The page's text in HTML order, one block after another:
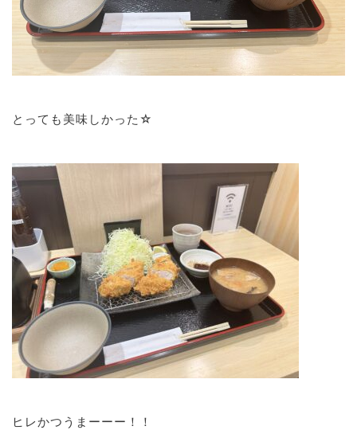
とっても美味しかった☆
ヒレかつうまーーー！！